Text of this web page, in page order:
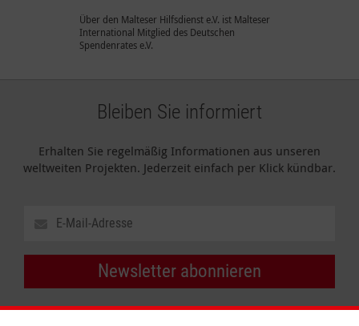
Über den Malteser Hilfsdienst e.V. ist Malteser
International Mitglied des Deutschen
Spendenrates e.V.
Bleiben Sie informiert
Erhalten Sie regelmäßig Informationen aus unseren
weltweiten Projekten. Jederzeit einfach per Klick kündbar.
Newsletter abonnieren